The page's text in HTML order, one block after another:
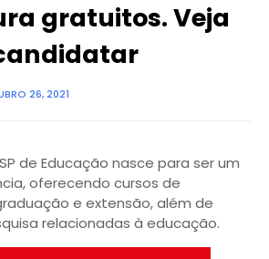
gratuitos. Veja
26, 2021
de Educação nasce para ser um
oferecendo cursos de
e extensão, além de
relacionadas à educação.